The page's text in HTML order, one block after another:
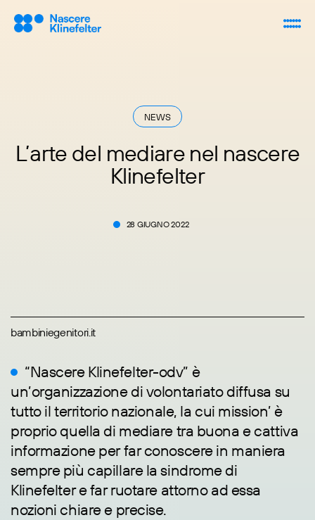
NEWS
L’arte del mediare nel nascere
Klinefelter
28 GIUGNO 2022
bambiniegenitori.it
“Nascere Klinefelter-odv” è
un’organizzazione di volontariato diffusa su
tutto il territorio nazionale, la cui mission’ è
proprio quella di mediare tra buona e cattiva
informazione per far conoscere in maniera
sempre più capillare la sindrome di
Klinefelter e far ruotare attorno ad essa
nozioni chiare e precise.